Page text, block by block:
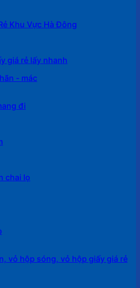
Khu Vực Hà Đông
giá rẻ lấy nhanh
- mác
đi
chai lọ
vỏ hộp sóng, vỏ hộp giấy giá rẻ